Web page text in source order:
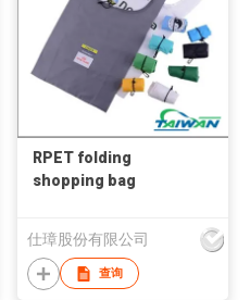
RPET folding
shopping bag
仕璋股份有限公司
查询